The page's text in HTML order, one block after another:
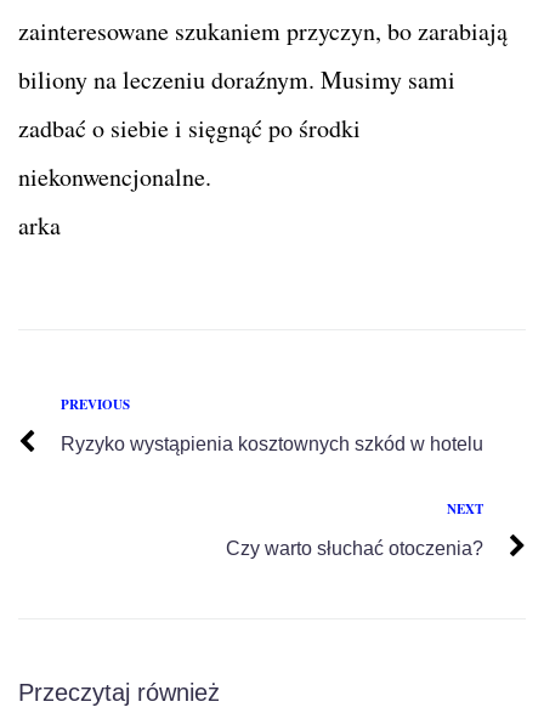
zainteresowane szukaniem przyczyn, bo zarabiają
biliony na leczeniu doraźnym. Musimy sami
zadbać o siebie i sięgnąć po środki
niekonwencjonalne.
arka
PREVIOUS
Ryzyko wystąpienia kosztownych szkód w hotelu
NEXT
Czy warto słuchać otoczenia?
Przeczytaj również